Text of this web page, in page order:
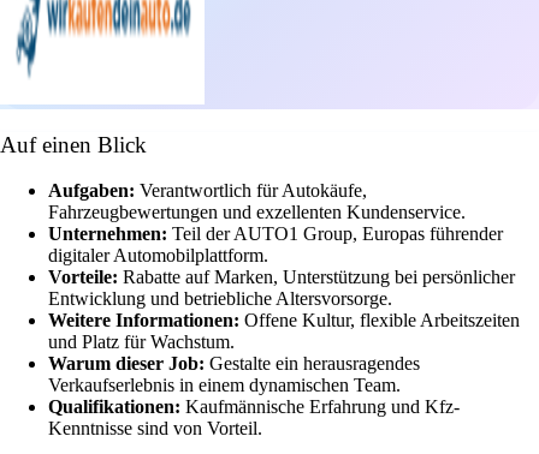
Auf einen Blick
Aufgaben: Verantwortlich für Autokäufe,
Fahrzeugbewertungen und exzellenten Kundenservice.
Unternehmen: Teil der AUTO1 Group, Europas führender
digitaler Automobilplattform.
Vorteile: Rabatte auf Marken, Unterstützung bei persönlicher
Entwicklung und betriebliche Altersvorsorge.
Weitere Informationen: Offene Kultur, flexible Arbeitszeiten
und Platz für Wachstum.
Warum dieser Job: Gestalte ein herausragendes
Verkaufserlebnis in einem dynamischen Team.
Qualifikationen: Kaufmännische Erfahrung und Kfz-
Kenntnisse sind von Vorteil.